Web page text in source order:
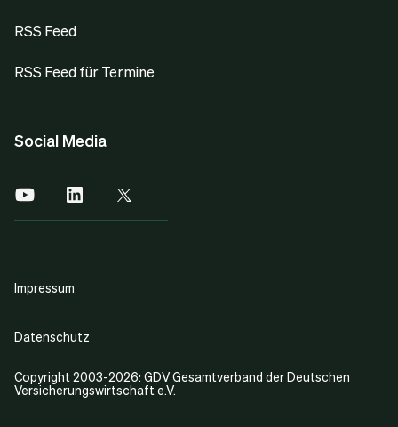
RSS Feed
RSS Feed für Termine
Social Media
Copyright 2003-2026: GDV Gesamtverband der Deutschen
Versicherungswirtschaft e.V.
Impressum
Datenschutz